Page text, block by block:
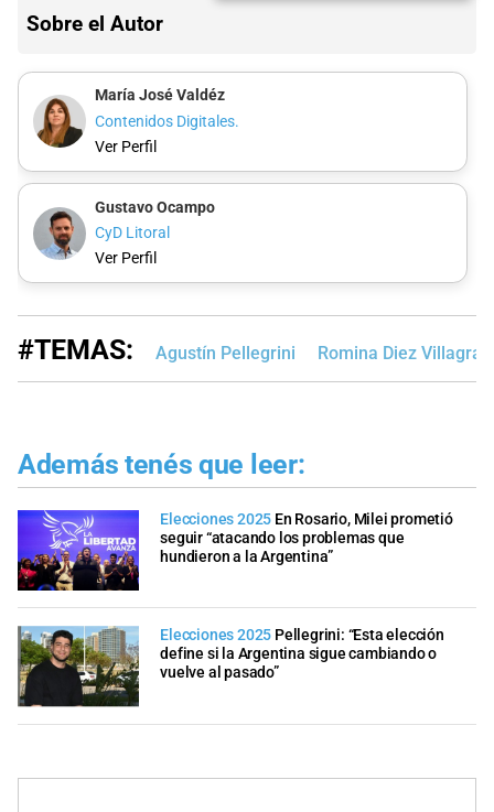
Sobre el Autor
María José Valdéz
Contenidos Digitales.
Ver Perfil
Gustavo Ocampo
CyD Litoral
Ver Perfil
#TEMAS: Agustín Pellegrini Romina Diez Villagra
Además tenés que leer:
Elecciones 2025 En Rosario, Milei prometió
seguir “atacando los problemas que
hundieron a la Argentina”
Elecciones 2025 Pellegrini: “Esta elección
define si la Argentina sigue cambiando o
vuelve al pasado”